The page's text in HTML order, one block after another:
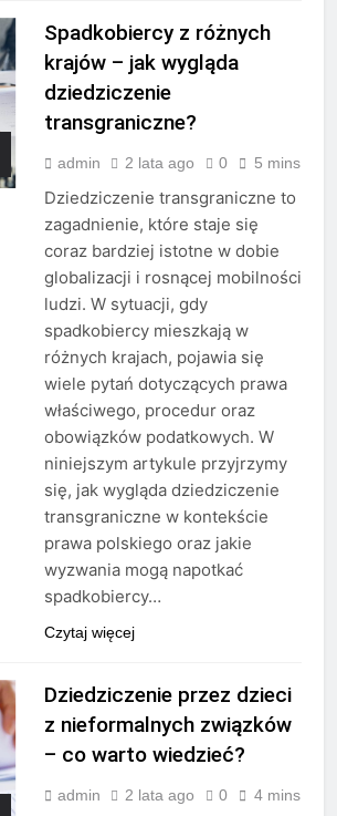
Spadkobiercy z różnych
krajów – jak wygląda
dziedziczenie
transgraniczne?
admin 2 lata ago 0 5 mins
Dziedziczenie transgraniczne to
zagadnienie, które staje się
coraz bardziej istotne w dobie
globalizacji i rosnącej mobilności
ludzi. W sytuacji, gdy
spadkobiercy mieszkają w
różnych krajach, pojawia się
wiele pytań dotyczących prawa
właściwego, procedur oraz
obowiązków podatkowych. W
niniejszym artykule przyjrzymy
się, jak wygląda dziedziczenie
transgraniczne w kontekście
prawa polskiego oraz jakie
wyzwania mogą napotkać
spadkobiercy…
Czytaj więcej
Dziedziczenie przez dzieci
z nieformalnych związków
– co warto wiedzieć?
admin 2 lata ago 0 4 mins